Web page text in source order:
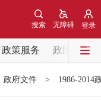
登录
无障碍
搜索
政策服务
政民互动
政府文件 > 1986-2014